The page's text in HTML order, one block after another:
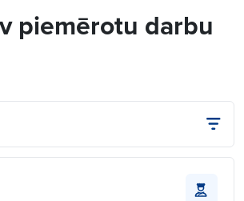
piemērotu darbu